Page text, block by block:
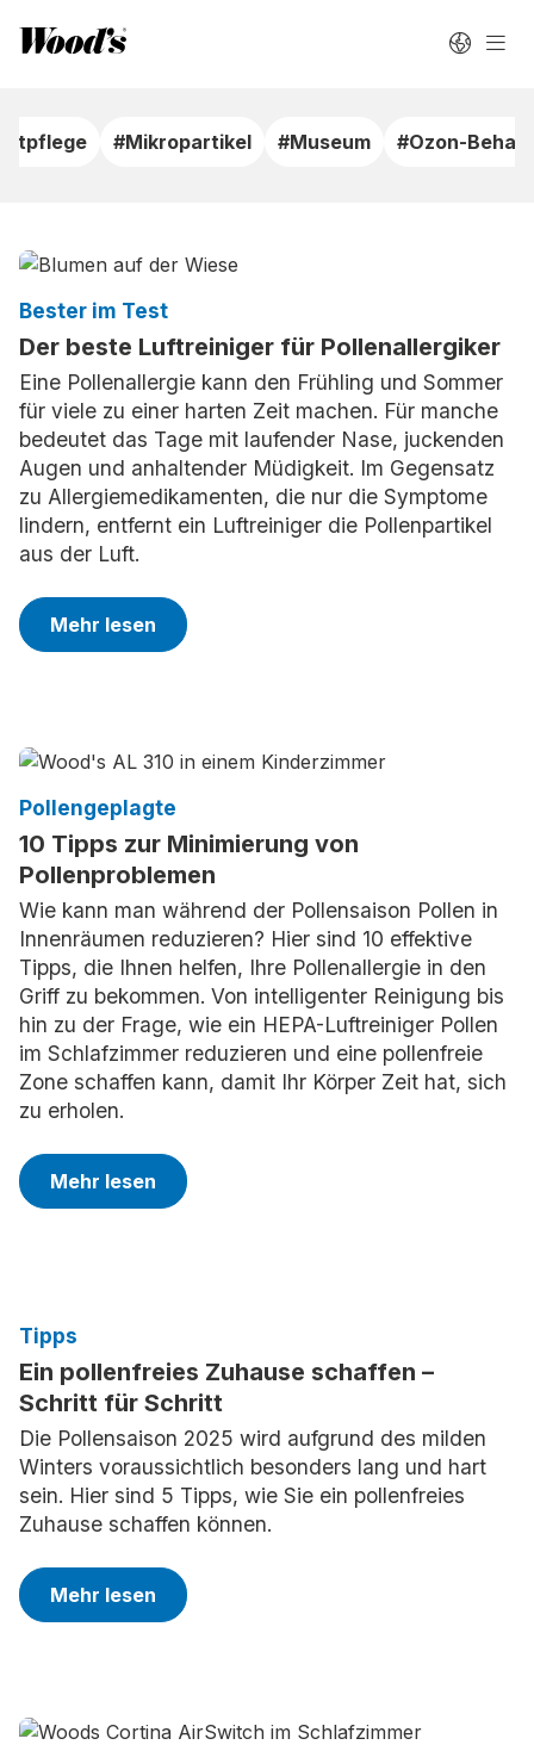
#Mikropartikel #Museum #Ozon-
Bester im Test
Der beste Luftreiniger für Pollenallergiker
Eine Pollenallergie kann den Frühling und Sommer
für viele zu einer harten Zeit machen. Für manche
bedeutet das Tage mit laufender Nase, juckenden
Augen und anhaltender Müdigkeit. Im Gegensatz
zu Allergiemedikamenten, die nur die Symptome
lindern, entfernt ein Luftreiniger die Pollenpartikel
aus der Luft.
Mehr lesen
Pollengeplagte
10 Tipps zur Minimierung von
Pollenproblemen
Wie kann man während der Pollensaison Pollen in
Innenräumen reduzieren? Hier sind 10 effektive
Tipps, die Ihnen helfen, Ihre Pollenallergie in den
Griff zu bekommen. Von intelligenter Reinigung bis
hin zu der Frage, wie ein HEPA-Luftreiniger Pollen
im Schlafzimmer reduzieren und eine pollenfreie
Zone schaffen kann, damit Ihr Körper Zeit hat, sich
zu erholen.
Mehr lesen
Tipps
Ein pollenfreies Zuhause schaffen –
Schritt für Schritt
Die Pollensaison 2025 wird aufgrund des milden
Winters voraussichtlich besonders lang und hart
sein. Hier sind 5 Tipps, wie Sie ein pollenfreies
Zuhause schaffen können.
Mehr lesen